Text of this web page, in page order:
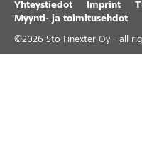
Yhteystiedot Imprint
Myynti- ja toimitusehdot
©2026 Sto Finexter Oy - all